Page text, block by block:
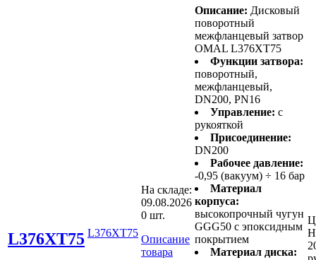
L376XT75 L376XT75
На складе:
09.08.2026
0 шт.
Описание
товара
Описание: Дисковый
поворотный
межфланцевый затвор
OMAL L376XT75
Функции затвора:
поворотный,
межфланцевый,
DN200, PN16
Управление: с
рукояткой
Присоединение:
DN200
Рабочее давление:
-0,95 (вакуум) ÷ 16 бар
Материал
корпуса:
высокопрочный чугун
GGG50 с эпоксидным
покрытием
Материал диска: